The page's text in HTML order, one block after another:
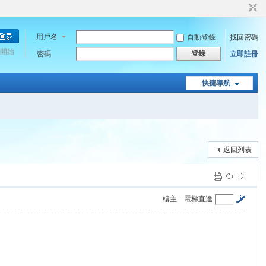
用戶名 自動登錄
找回密碼
密碼
登錄 立即註冊
始
快捷導航
返回列表
電梯直達
樓主